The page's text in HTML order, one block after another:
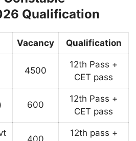
Qualification
Vacancy Qualification
4500
12th Pass +
CET pass
600
12th Pass +
CET pass
12th pass +